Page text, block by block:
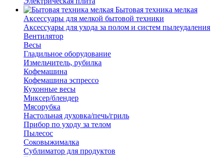
Бытовая техника мелкая
Аксессуары для мелкой бытовой техники
Аксессуары для ухода за полом и систем пылеудаления
Вентилятор
Весы
Гладильное оборудование
Измельчитель, рубилка
Кофемашина
Кофемашина эспрессо
Кухонные весы
Миксер/блендер
Мясорубка
Настольная духовка/печь/гриль
Прибор по уходу за телом
Пылесос
Соковыжималка
Сублиматор для продуктов